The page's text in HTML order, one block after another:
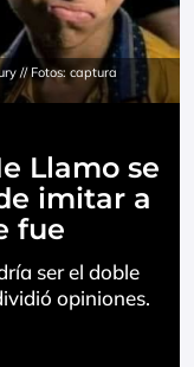
// Fotos: captura
Llamo se
imitar a
fue
ser el doble
opiniones.